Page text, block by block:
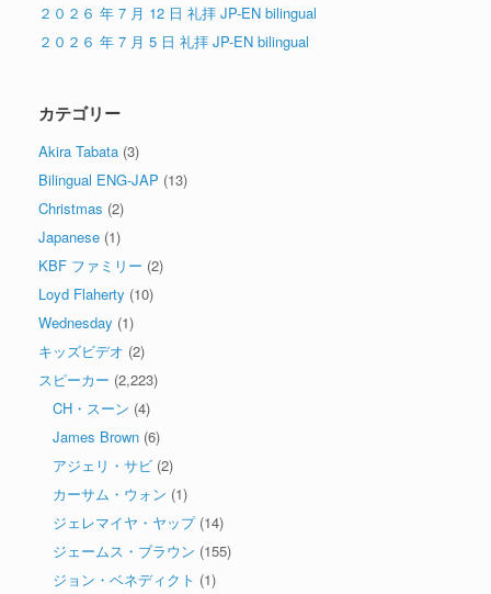
２０２６ 年 7 月 12 日 礼拝 JP-EN bilingual
２０２６ 年 7 月 5 日 礼拝 JP-EN bilingual
カテゴリー
Akira Tabata (3)
Bilingual ENG-JAP (13)
Christmas (2)
Japanese (1)
KBF ファミリー (2)
Loyd Flaherty (10)
Wednesday (1)
キッズビデオ (2)
スピーカー (2,223)
CH・スーン (4)
James Brown (6)
アジェリ・サビ (2)
カーサム・ウォン (1)
ジェレマイヤ・ヤップ(14)
ジェームス・ブラウン (155)
ジョン・ベネディクト (1)